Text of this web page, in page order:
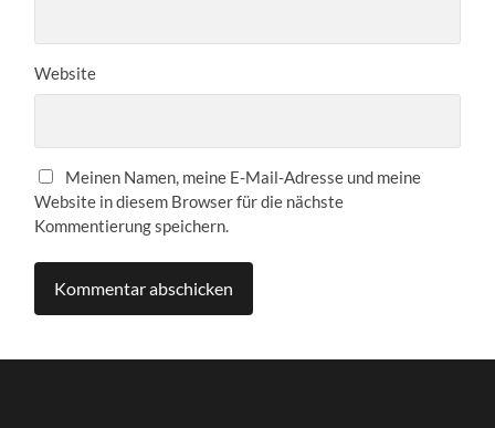
Website
Meinen Namen, meine E-Mail-Adresse und meine
Website in diesem Browser für die nächste
Kommentierung speichern.